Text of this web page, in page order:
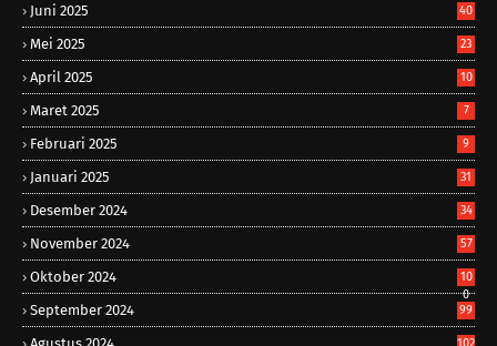
Juni 2025 40
Mei 2025 23
April 2025 10
Maret 2025 7
Februari 2025 9
Januari 2025 31
Desember 2024 34
November 2024 57
Oktober 2024
10
0
September 2024 99
102